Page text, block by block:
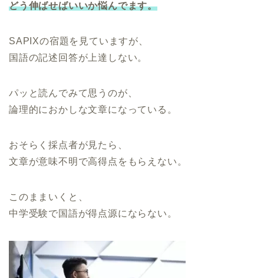
どう伸ばせばいいか悩んでます。
SAPIXの宿題を見ていますが、
国語の記述回答が上達しない。
パッと読んでみて思うのが、
論理的におかしな文章になっている。
おそらく採点者が見たら、
文章が意味不明で高得点をもらえない。
このままいくと、
中学受験で国語が得点源にならない。